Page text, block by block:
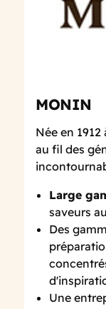
MONIN
Née en
au fil des
Large
saveurs
Des
Une